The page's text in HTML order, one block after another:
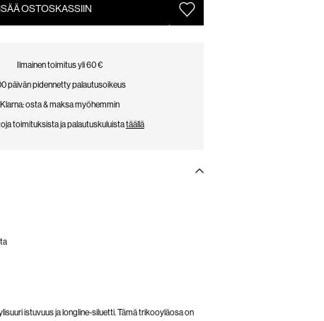
OSTOSKASSIIN
Ilmainen toimitus yli 60 €
päivän pidennetty palautusoikeus
Klarna: osta & maksa myöhemmin
toimituksista ja palautuskuluistatäällä
istuvuus ja longline-siluetti. Tämä trikooyläosa on